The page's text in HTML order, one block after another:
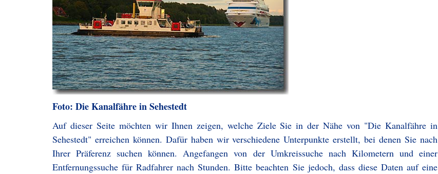
Foto: Die Kanalfähre in Sehestedt
Auf dieser Seite möchten wir Ihnen zeigen, welche Ziele Sie in der Nähe von "Die Kanalfähre in
Sehestedt" erreichen können. Dafür haben wir verschiedene Unterpunkte erstellt, bei denen Sie nach
Ihrer Präferenz suchen können. Angefangen von der Umkreissuche nach Kilometern und einer
Entfernungssuche für Radfahrer nach Stunden. Bitte beachten Sie jedoch, dass diese Daten auf eine